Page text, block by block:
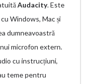
Audacity. Este
Windows, Mac și
dumneavoastră
microfon extern.
cu instrucțiuni,
teme pentru